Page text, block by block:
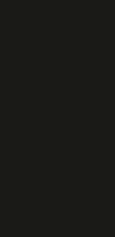
do plano do